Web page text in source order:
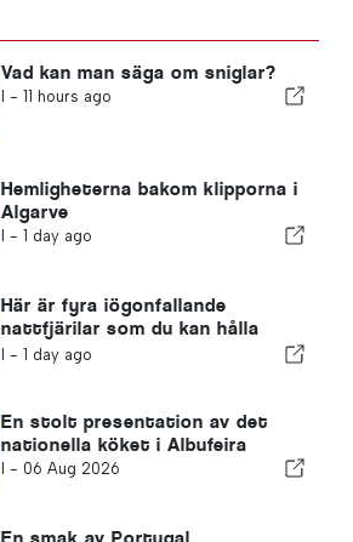
Vad kan man säga om sniglar?
I - 11 hours ago
Hemligheterna bakom klipporna i
Algarve
I - 1 day ago
Här är fyra iögonfallande
nattfjärilar som du kan hålla
utkik efter i din trädgård
I - 1 day ago
En stolt presentation av det
nationella köket i Albufeira
I - 06 Aug 2026
En smak av Portugal